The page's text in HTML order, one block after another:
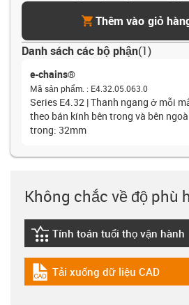
cartThêm vào giỏ
Danh sách các bộ phận(1)
e-chains®
Mã sản phẩm. : E4.32.05.063.0
Series E4.32 | Thanh ngang ở mỗi
theo bán kính bên trong và bên
trong: 32mm
Không chắc về độ phù
igus-icon-lebensdauerrechner
Tính toán tuổi thọ vận hành
igus-icon-cad-dateien
Tải xuống dữ liệu CAD